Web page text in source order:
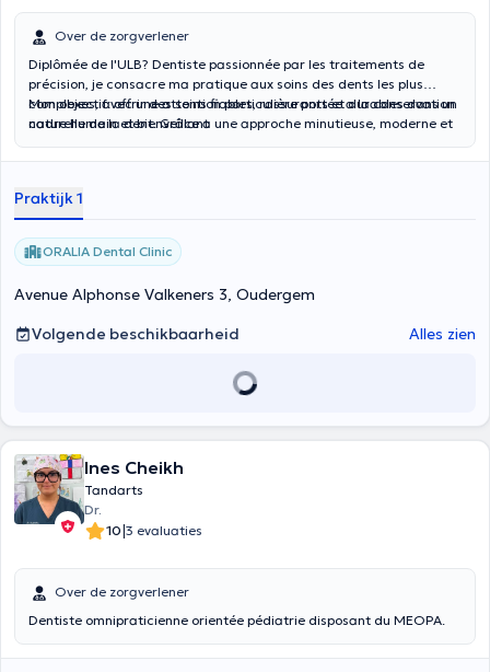
Over de zorgverlener
Diplômée de l'ULB? Dentiste passionnée par les traitements de
précision, je consacre ma pratique aux soins des dents les plus
complexes, avec une attention particulière portée a la conservation
naturelle de la dent. Grâce a une approche minutieuse, moderne et
dentaires, infections et traitements internes de la dent avec rigueur
Mon objectif: offrir des soins fiables, rassurants et durables dans un
cadre humain et bienveillant
Praktijk 1
ORALIA Dental Clinic
Avenue Alphonse Valkeners 3, Oudergem
Volgende beschikbaarheid
Alles zien
Ines Cheikh
Tandarts
Dr.
10|3 evaluaties
Over de zorgverlener
Dentiste omnipraticienne orientée pédiatrie disposant du MEOPA.